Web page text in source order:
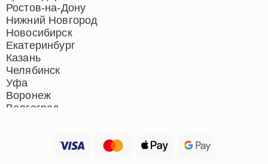
Ростов-на-Дону
Нижний Новгород
Новосибирск
Екатеринбург
Казань
Челябинск
Уфа
Воронеж
Волгоград
Ремонт вертикальных
пылесосов